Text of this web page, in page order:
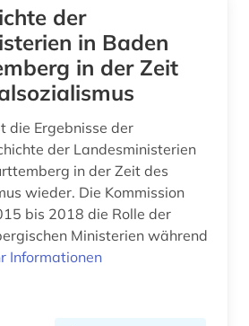
(1)
aufenthaltsrecht (2)
aufgabensammlung (1)
aufsatzdatenbank (2)
aufsatzsammlung (2)
aufstellungssystematik (1)
der
in Baden
in der Zeit
die Ergebnisse der
der Landesministerien
in der Zeit des
wieder. Die Kommission
bis 2018 die Rolle der
Ministerien während
Informationen